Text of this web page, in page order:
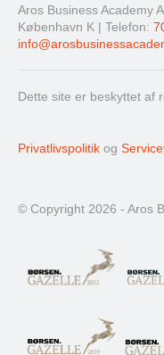
Aros Business Academy
København K | Telefon:
Dette site er beskyttet af
Privatlivspolitik og
© Copyright 2026 - Aros